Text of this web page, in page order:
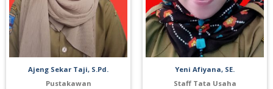
Ajeng Sekar Taji, S.Pd.
Pustakawan
Yeni Afiyana, SE.
Staff Tata Usaha